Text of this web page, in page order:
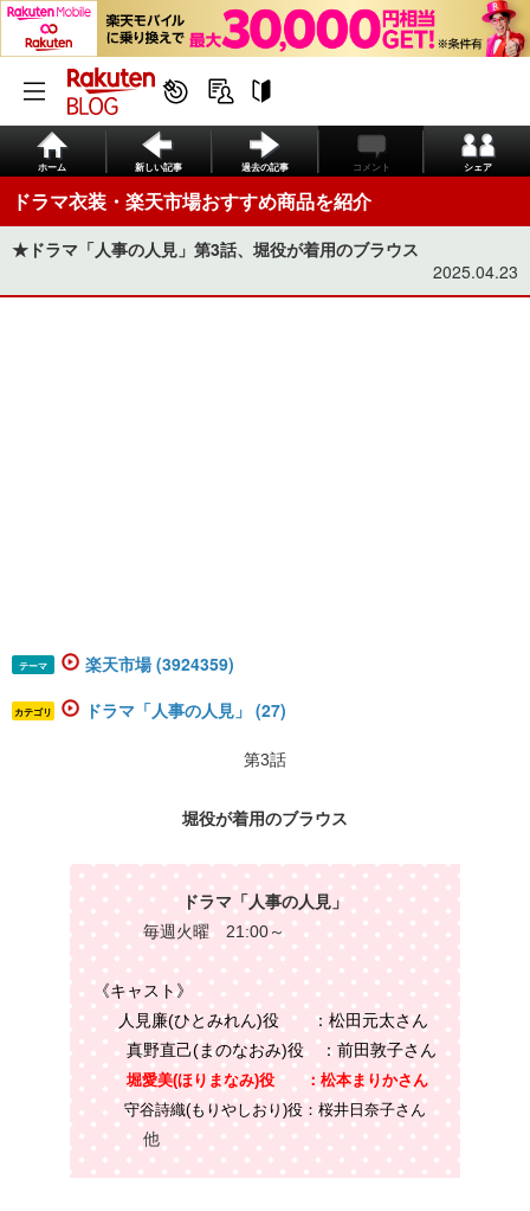
ホーム 新しい記事 過去の記事 コメント シェア
ドラマ衣装・楽天市場おすすめ商品を紹介
★ドラマ「人事の人見」第3話、堀役が着用のブラウス
2025.04.23
テーマ 楽天市場 (3924359)
カテゴリ ドラマ「人事の人見」 (27)
第3話
堀役が着用のブラウス
ドラマ「人事の人見」
毎週火曜 21:00～
《キャスト》
​人見廉(ひとみれん)役 ： 松田元太さん
真野直己(まのなおみ)役 ： 前田敦子さん
堀愛美(ほりまなみ)役 ： 松本まりかさん
​守谷詩織(もりやしおり)役：桜井日奈子さん​​
他​